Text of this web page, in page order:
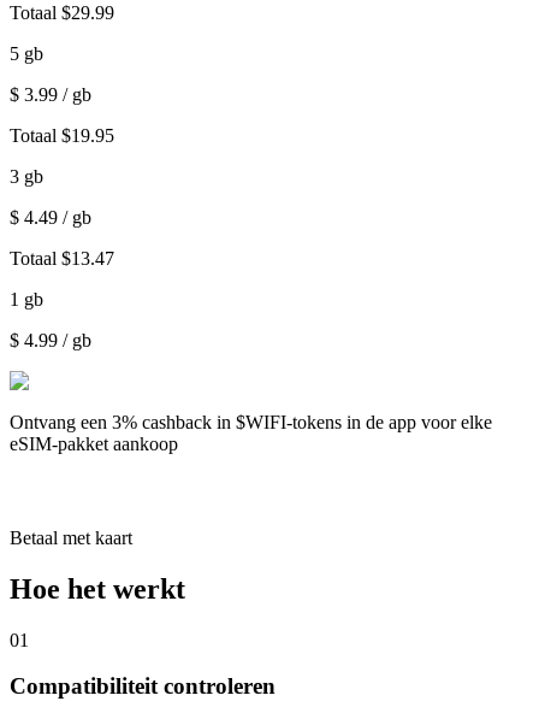
Totaal $29.99
5 gb
$ 3.99 / gb
Totaal $19.95
3 gb
$ 4.49 / gb
Totaal $13.47
1 gb
$ 4.99 / gb
Ontvang een 3% cashback in $WIFI-tokens in de app voor elke
eSIM-pakket aankoop
Betaal met kaart
Hoe het werkt
01
Compatibiliteit controleren